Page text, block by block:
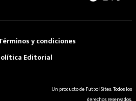
y condiciones
Editorial
Un producto de Futbol Sites. Todos los